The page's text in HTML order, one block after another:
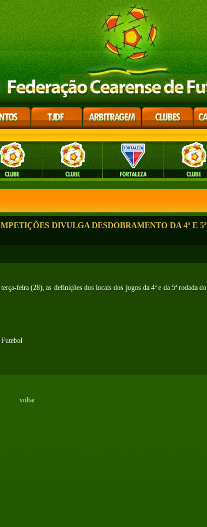
DIVULGA DESDOBRAMENTO DA 4ª E 5ª
feira (28), as definições dos locais dos jogos da 4ª e da 5ª rodada do
Futebol
voltar